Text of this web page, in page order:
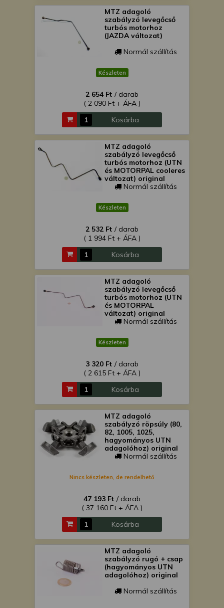
MTZ adagoló
szabályzó levegőcső
turbós motorhoz
(JAZDA változat)
Normál szállítás
Készleten
2 654 Ft / darab
( 2 090 Ft + ÁFA )
Kosárba
MTZ adagoló
szabályzó levegőcső
turbós motorhoz (UTN
és MOTORPAL cooleres
változat) original
Normál szállítás
Készleten
2 532 Ft / darab
( 1 994 Ft + ÁFA )
Kosárba
MTZ adagoló
szabályzó levegőcső
turbós motorhoz (UTN
és MOTORPAL
változat) original
Normál szállítás
Készleten
3 320 Ft / darab
( 2 615 Ft + ÁFA )
Kosárba
MTZ adagoló
szabályzó röpsúly (80,
82, 1005, 1025,
hagyományos UTN
adagolóhoz) original
Normál szállítás
Nincs készleten, de rendelhető
47 193 Ft / darab
( 37 160 Ft + ÁFA )
Kosárba
MTZ adagoló
szabályzó rugó + csap
(hagyományos UTN
adagolóhoz) original
Normál szállítás